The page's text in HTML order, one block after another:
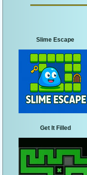
Slime Escape
Get It Filled